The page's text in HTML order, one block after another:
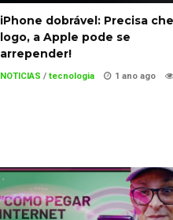
iPhone dobrável: Precisa
logo, a Apple pode se
arrepender!
NOTICIAS / tecnologia 1 ano ago